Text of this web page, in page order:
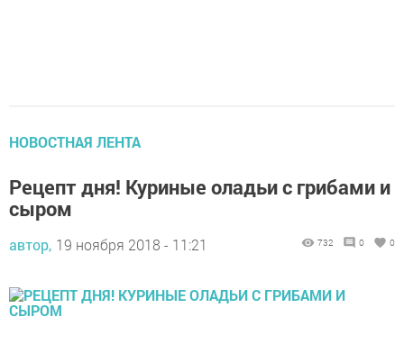
НОВОСТНАЯ ЛЕНТА
Рецепт дня! Куриные оладьи с грибами и
сыром
автор, 19 ноября 2018 - 11:21 732 0 0